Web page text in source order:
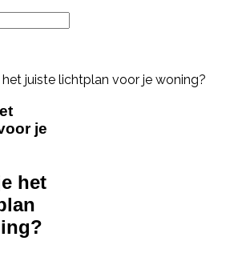
juiste lichtplan voor je woning?
je
het